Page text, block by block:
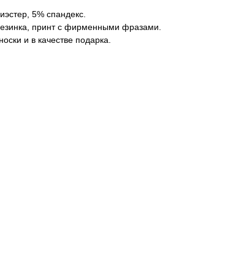
5% спандекс.
принт с фирменными фразами.
и в качестве подарка.